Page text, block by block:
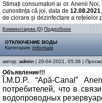
Stimați consumatori ai or. Anenii Noi,
cunostința că joi, data de12.08.2021
de clorare și dezinfectare a rețelelor
Комментарии (0) Подробнее
ОТКЛЮЧЕНИЕ ВОДЫ
Категория: Informatii
автор: admin | 20-04-2021, 05:36 |
Объявление!!!
Î.M.D.P. “Apă-Canal”
потребителей, что в
водопроводных